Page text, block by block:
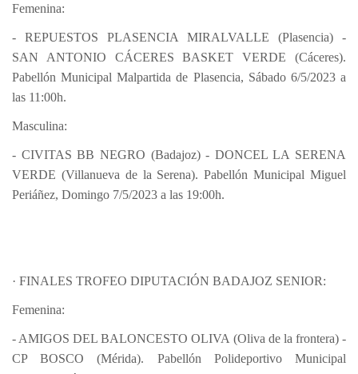
Femenina:
- REPUESTOS PLASENCIA MIRALVALLE (Plasencia) -
SAN ANTONIO CÁCERES BASKET VERDE (Cáceres).
Pabellón Municipal Malpartida de Plasencia, Sábado 6/5/2023 a
las 11:00h.
Masculina:
- CIVITAS BB NEGRO (Badajoz) - DONCEL LA SERENA
VERDE (Villanueva de la Serena). Pabellón Municipal Miguel
Periáñez, Domingo 7/5/2023 a las 19:00h.
· FINALES TROFEO DIPUTACIÓN BADAJOZ SENIOR:
Femenina:
- AMIGOS DEL BALONCESTO OLIVA (Oliva de la frontera) -
CP BOSCO (Mérida). Pabellón Polideportivo Municipal